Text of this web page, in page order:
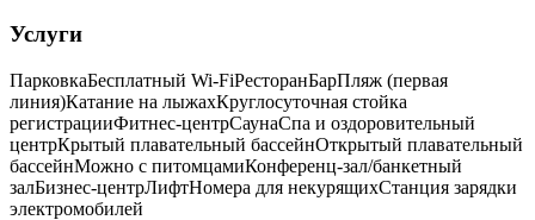
Услуги
ПарковкаБесплатный Wi-FiРесторанБарПляж (первая
линия)Катание на лыжахКруглосуточная стойка
регистрацииФитнес-центрСаунаСпа и оздоровительный
центрКрытый плавательный бассейнОткрытый плавательный
бассейнМожно с питомцамиКонференц-зал/банкетный
залБизнес-центрЛифтНомера для некурящихCтанция зарядки
электромобилей